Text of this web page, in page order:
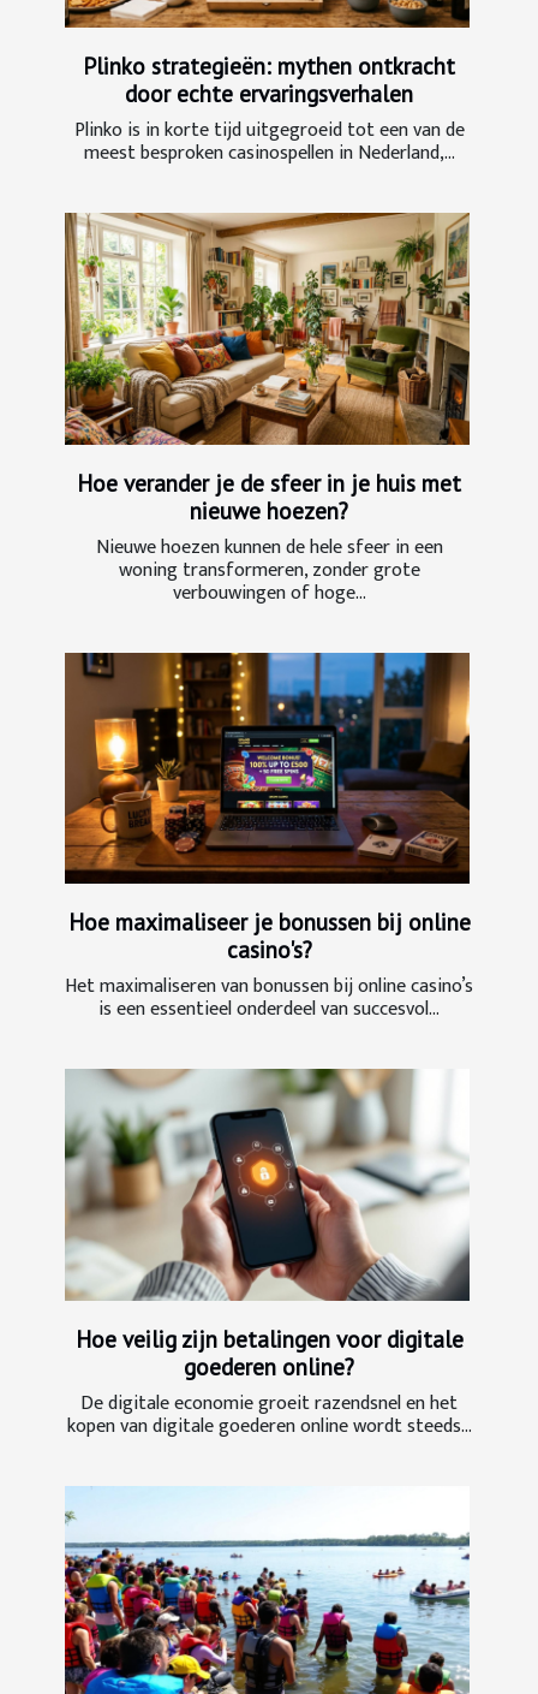
Plinko strategieën: mythen ontkracht
door echte ervaringsverhalen
Plinko is in korte tijd uitgegroeid tot een van de
meest besproken casinospellen in Nederland,...
Hoe verander je de sfeer in je huis met
nieuwe hoezen?
Nieuwe hoezen kunnen de hele sfeer in een
woning transformeren, zonder grote
verbouwingen of hoge...
Hoe maximaliseer je bonussen bij online
casino's?
Het maximaliseren van bonussen bij online casino’s
is een essentieel onderdeel van succesvol...
Hoe veilig zijn betalingen voor digitale
goederen online?
De digitale economie groeit razendsnel en het
kopen van digitale goederen online wordt steeds...